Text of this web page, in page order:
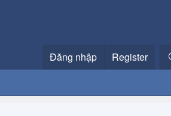
Đăng nhập Register